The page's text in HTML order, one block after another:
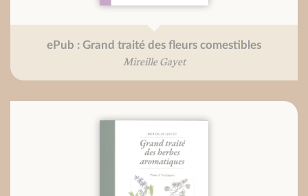
ePub : Grand traité des fleurs comestibles
Mireille Gayet